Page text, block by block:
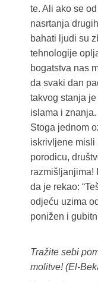
te. Ali ako se
nasrtanja
bahati ljudi su
tehnologije
bogatstva nas
da svaki dan
takvog stanja
islama i znanja.
Stoga jednom
iskrivljene misli
porodicu,
razmišljanjima!
da je rekao:
odjeću uzima
ponižen i
Tražite sebi
molitve! (El-